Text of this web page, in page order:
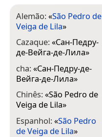
Alemão:«São Pedro de
Veiga de Lila»
Cazaque:«Сан-Педру-
де-Вейга-де-Лила»
cha:«Сан-Педру-де-
Вейга-де-Лила»
Chinês:«São Pedro de
Veiga de Lila»
Espanhol:«São Pedro
de Veiga de Lila»